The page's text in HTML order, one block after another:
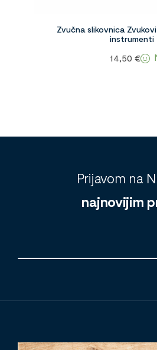
Zvučna slikovnica
instrumenti
14,50 €
Prijavom na
najnovijim